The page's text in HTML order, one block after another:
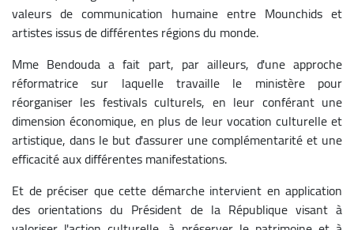
valeurs de communication humaine entre Mounchids et
artistes issus de différentes régions du monde.
Mme Bendouda a fait part, par ailleurs, d'une approche
réformatrice sur laquelle travaille le ministère pour
réorganiser les festivals culturels, en leur conférant une
dimension économique, en plus de leur vocation culturelle et
artistique, dans le but d'assurer une complémentarité et une
efficacité aux différentes manifestations.
Et de préciser que cette démarche intervient en application
des orientations du Président de la République visant à